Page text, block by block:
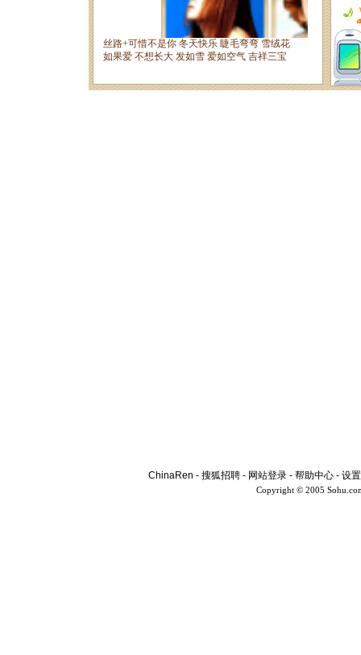
ChinaRen - 搜狐招聘 - 网站登录 - 帮助中心 - 设
Copyright © 2005